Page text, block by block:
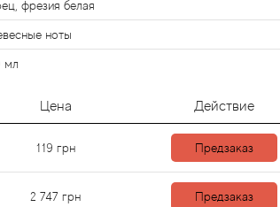
фрезия белая
ноты
мл
Цена Действие
119 грн Предзаказ
2 747 грн Предзаказ